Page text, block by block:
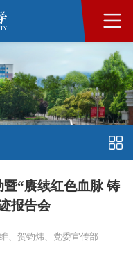
“赓续红色血脉 铸
报告会
、贺钧炜、党委宣传部